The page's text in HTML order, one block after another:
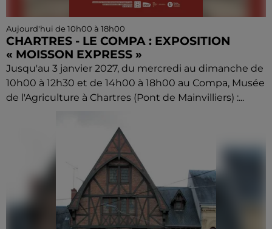
Aujourd'hui de 10h00 à 18h00
CHARTRES - LE COMPA : EXPOSITION
« MOISSON EXPRESS »
Jusqu'au 3 janvier 2027, du mercredi au dimanche de
10h00 à 12h30 et de 14h00 à 18h00 au Compa, Musée
de l'Agriculture à Chartres (Pont de Mainvilliers) :...